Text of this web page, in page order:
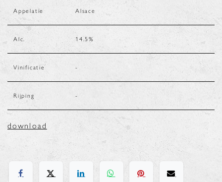
Appelatie Alsace
Alc. 14.5%
Vinificatie -
Rijping -
download